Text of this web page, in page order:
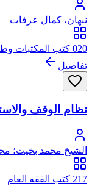
نبهان، كمال عرفات
020 كتب المكتبات وطرق البحث
تفاصيل
نظام الوقف
الشيخ محمد بخيت؛
217 كتب الفقه العام